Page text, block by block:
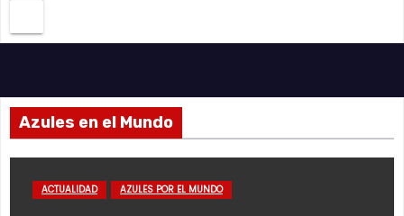
Azules en el Mundo
ACTUALIDAD AZULES POR EL MUNDO